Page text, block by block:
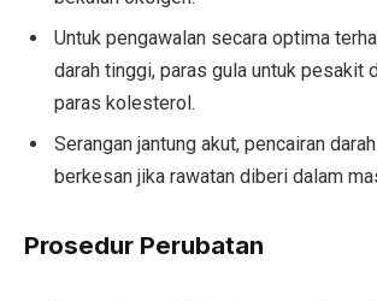
Untuk pengawalan secara optima
darah tinggi, paras gula untuk pesakit
paras kolesterol.
Serangan jantung akut, pencairan
berkesan jika rawatan diberi dalam
Prosedur Perubatan